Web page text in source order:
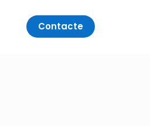
Contacte